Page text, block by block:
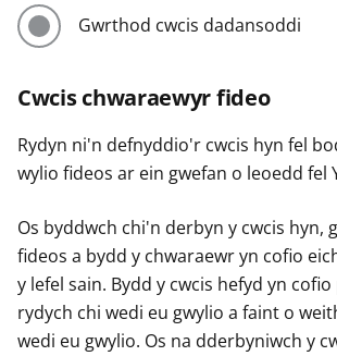
Gwrthod cwcis dadansoddi
Cwcis chwaraewyr fideo
Rydyn ni'n defnyddio'r cwcis hyn fel
wylio fideos ar ein gwefan o leoedd fel
Os byddwch chi'n derbyn y cwcis hyn,
fideos a bydd y chwaraewr yn cofio
y lefel sain. Bydd y cwcis hefyd yn
rydych chi wedi eu gwylio a faint o
wedi eu gwylio. Os na dderbyniwch y